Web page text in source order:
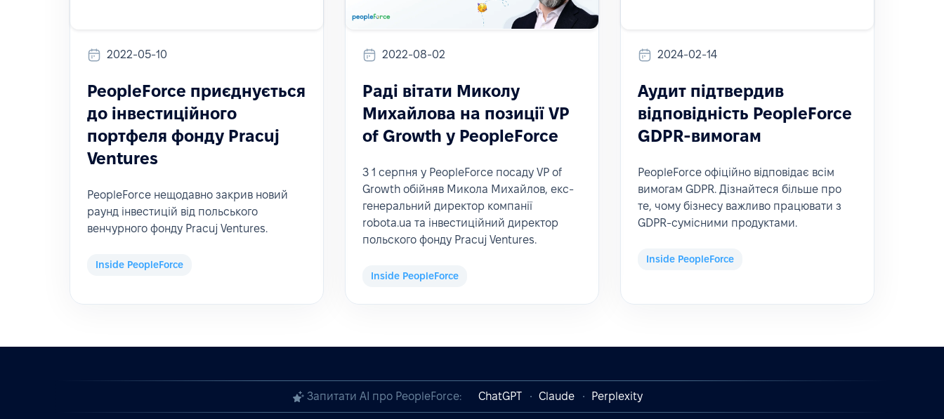
2022-05-10
PeopleForce приєднується
до інвестиційного
портфеля фонду Pracuj
Ventures
PeopleForce нещодавно закрив новий
раунд інвестицій від польського
венчурного фонду Pracuj Ventures.
Inside PeopleForce
2022-08-02
Раді вітати Миколу
Михайлова на позиції VP
of Growth у PeopleForce
З 1 серпня у PeopleForce посаду VP of
Growth обійняв Микола Михайлов, екс-
генеральний директор компанії
robota.ua та інвестиційний директор
польского фонду Pracuj Ventures.
Inside PeopleForce
2024-02-14
Аудит підтвердив
відповідність PeopleForce
GDPR-вимогам
PeopleForce офіційно відповідає всім
вимогам GDPR. Дізнайтеся більше про
те, чому бізнесу важливо працювати з
GDPR-сумісними продуктами.
Inside PeopleForce
Запитати AI про PeopleForce: ChatGPT Claude Perplexity